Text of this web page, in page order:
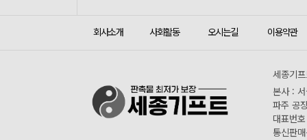
회사소개 사회활동 오시는길 이용약관
세종기
본사 :
파주 공
대표번
통신판